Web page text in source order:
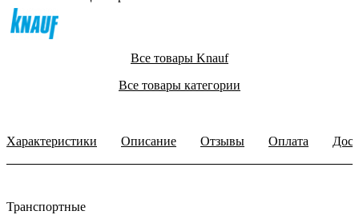
Все товары Knauf
Все товары категории
Характеристики Описание Отзывы Оплата
Транспортные